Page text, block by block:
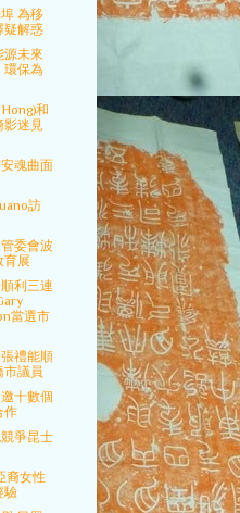
為移
疑解惑
源未來
環保為
和
影迷見
魂曲面
訪
委會波
育展
利三連
當選市
禮能順
市議員
十數個
作
爭昆士
裔女性
驗